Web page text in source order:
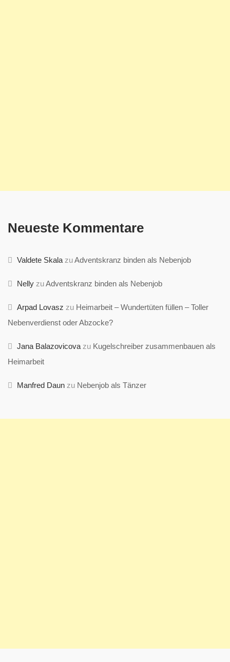
Neueste Kommentare
Valdete SkalazuAdventskranz binden als Nebenjob
Nelly zuAdventskranz binden als Nebenjob
Arpad Lovasz zu Heimarbeit – Wundertüten füllen – Toller
Nebenverdienst oder Abzocke?
Jana Balazovicovazu Kugelschreiber zusammenbauen als
Heimarbeit
Manfred Daun zu Nebenjob als Tänzer